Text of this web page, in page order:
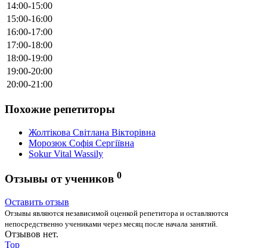
14:00-15:00
15:00-16:00
16:00-17:00
17:00-18:00
18:00-19:00
19:00-20:00
20:00-21:00
Похожие репетиторы
Жолтікова Світлана Вікторівна
Морозюк Софія Сергіївна
Sokur Vital Wassily
Отзывы от учеников 0
Оставить отзыв
Отзывы являются независимой оценкой репетитора и оставляются
непосредственно учениками через месяц после начала занятий.
Отзывов нет.
Top